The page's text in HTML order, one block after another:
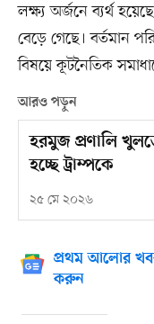
লক্ষ্য অর্জনে ব্যর্থ
বেড়ে গেছে। বর্তমান
বিষয়ে কূটনৈতিক
আরও পড়ুন
হরমুজ প্রণালি
হচ্ছে ট্রাম্পকে
২৫ মে ২০২৬
প্রথম আলোর
করুন